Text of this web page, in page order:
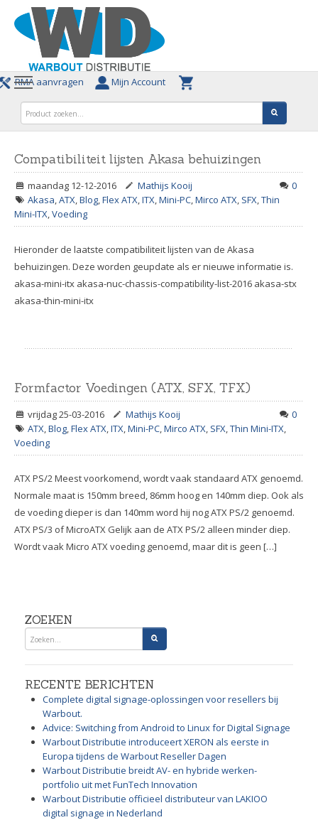
RMA aanvragen Mijn Account
Compatibiliteit lijsten Akasa behuizingen
0
maandag 12-12-2016
Mathijs Kooij
Akasa,ATX,Blog,Flex ATX,ITX,Mini-PC,Mirco ATX, SFX,Thin
Mini-ITX,Voeding
Hieronder de laatste compatibiliteit lijsten van de Akasa
behuizingen. Deze worden geupdate als er nieuwe informatie is.
akasa-mini-itx akasa-nuc-chassis-compatibility-list-2016 akasa-stx
akasa-thin-mini-itx
Formfactor Voedingen (ATX, SFX, TFX)
0
vrijdag 25-03-2016
Mathijs Kooij
ATX,Blog,Flex ATX,ITX,Mini-PC,Mirco ATX, SFX,Thin Mini-ITX,
Voeding
ATX PS/2 Meest voorkomend, wordt vaak standaard ATX genoemd.
Normale maat is 150mm breed, 86mm hoog en 140mm diep. Ook als
de voeding dieper is dan 140mm word hij nog ATX PS/2 genoemd.
ATX PS/3 of MicroATX Gelijk aan de ATX PS/2 alleen minder diep.
Wordt vaak Micro ATX voeding genoemd, maar dit is geen […]
ZOEKEN
RECENTE BERICHTEN
Complete digital signage-oplossingen voor resellers bij
Warbout.
Advice: Switching from Android to Linux for Digital Signage
Warbout Distributie introduceert XERON als eerste in
Europa tijdens de Warbout Reseller Dagen
Warbout Distributie breidt AV- en hybride werken-
portfolio uit met FunTech Innovation
Warbout Distributie officieel distributeur van LAKIOO
digital signage in Nederland